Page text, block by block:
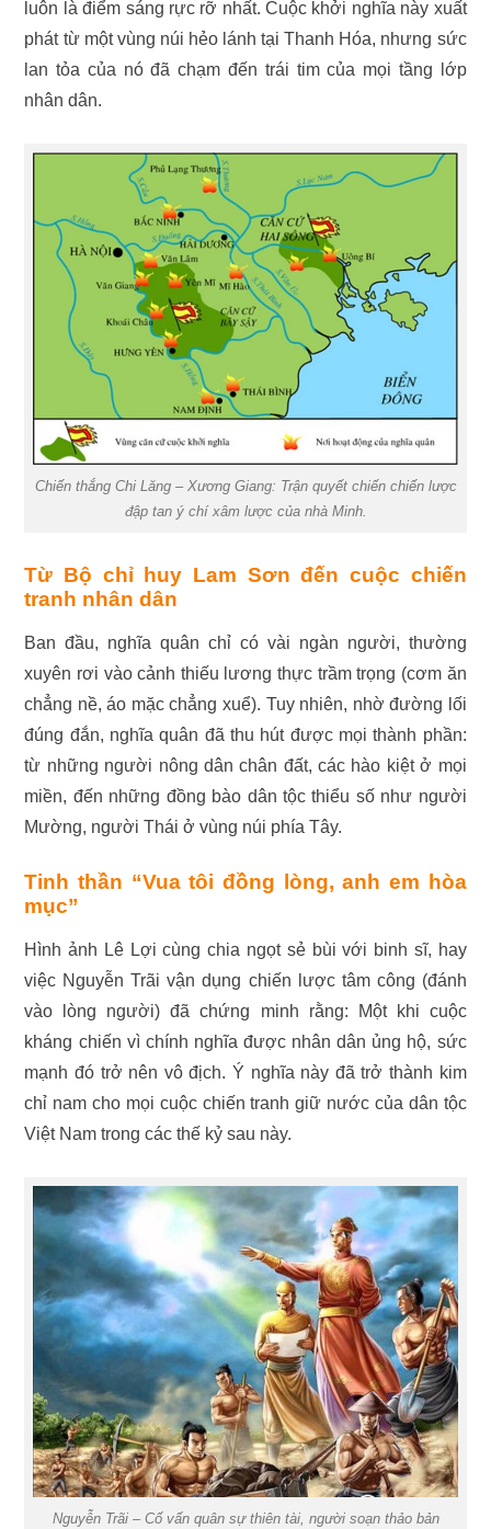
luôn là điểm sáng rực rỡ nhất. Cuộc khởi nghĩa này xuất
phát từ một vùng núi hẻo lánh tại Thanh Hóa, nhưng sức
lan tỏa của nó đã chạm đến trái tim của mọi tầng lớp
nhân dân.
Chiến thắng Chi Lăng – Xương Giang: Trận quyết chiến chiến lược
đập tan ý chí xâm lược của nhà Minh.
Từ Bộ chỉ huy Lam Sơn đến cuộc chiến
tranh nhân dân
Ban đầu, nghĩa quân chỉ có vài ngàn người, thường
xuyên rơi vào cảnh thiếu lương thực trầm trọng (cơm ăn
chẳng nề, áo mặc chẳng xuể). Tuy nhiên, nhờ đường lối
đúng đắn, nghĩa quân đã thu hút được mọi thành phần:
từ những người nông dân chân đất, các hào kiệt ở mọi
miền, đến những đồng bào dân tộc thiểu số như người
Mường, người Thái ở vùng núi phía Tây.
Tinh thần “Vua tôi đồng lòng, anh em hòa
mục”
Hình ảnh Lê Lợi cùng chia ngọt sẻ bùi với binh sĩ, hay
việc Nguyễn Trãi vận dụng chiến lược tâm công (đánh
vào lòng người) đã chứng minh rằng: Một khi cuộc
kháng chiến vì chính nghĩa được nhân dân ủng hộ, sức
mạnh đó trở nên vô địch. Ý nghĩa này đã trở thành kim
chỉ nam cho mọi cuộc chiến tranh giữ nước của dân tộc
Việt Nam trong các thế kỷ sau này.
Nguyễn Trãi – Cố vấn quân sự thiên tài, người soạn thảo bản